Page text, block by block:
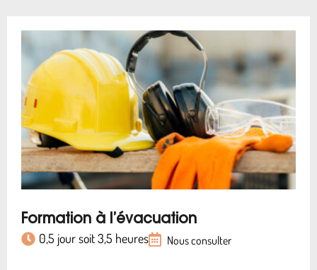
Formation à l’évacuation
0,5 jour soit 3,5 heures Nous consulter